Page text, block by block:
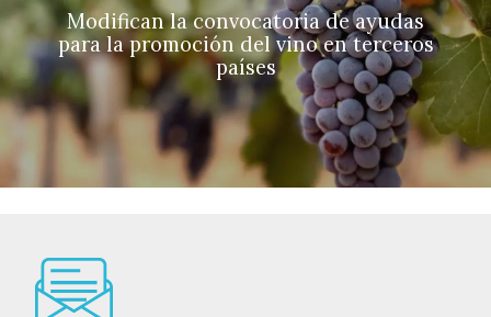
Modifican la convocatoria de ayudas
para la promoción del vino en terceros
países